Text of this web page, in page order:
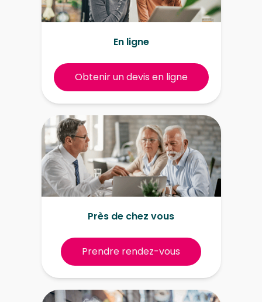
En ligne
Obtenir un devis en ligne
Près de chez vous
Prendre rendez-vous